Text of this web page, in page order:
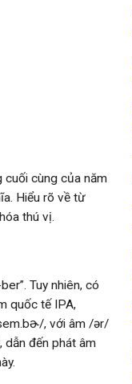
cuối cùng của năm
Hiểu rõ về từ
thú vị.
Tuy nhiên, có
quốc tế IPA,
, với âm /ər/
dẫn đến phát âm